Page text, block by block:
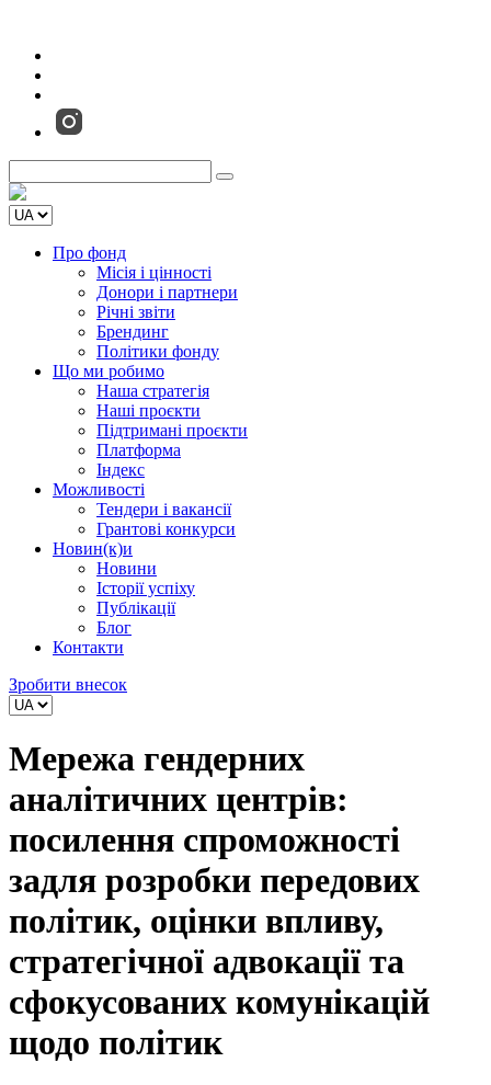
Про фонд
Місія і цінності
Донори і партнери
Річні звіти
Брендинг
Політики фонду
Що ми робимо
Наша стратегія
Наші проєкти
Підтримані проєкти
Платформа
Індекс
Можливості
Тендери і вакансії
Грантові конкурси
Новин(к)и
Новини
Історії успіху
Публікації
Блог
Контакти
Зробити внесок
Мережа гендерних
аналітичних центрів:
посилення спроможності
задля розробки передових
політик, оцінки впливу,
стратегічної адвокації та
сфокусованих комунікацій
щодо політик